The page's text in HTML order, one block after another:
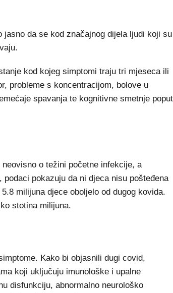
da se kod značajnog dijela ljudi koji su
kod kojeg simptomi traju tri mjeseca ili
probleme s koncentracijom, bolove u
spavanja te kognitivne smetnje poput
o težini početne infekcije, a
pokazuju da ni djeca nisu pošteđena
milijuna djece oboljelo od dugog kovida.
stotina milijuna.
Kako bi objasnili dugi covid,
koji uključuju imunološke i upalne
disfunkciju, abnormalno neurološko